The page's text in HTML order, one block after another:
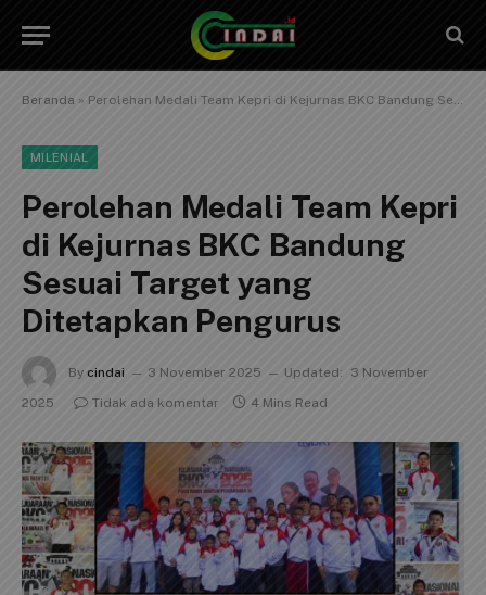
Beranda » Perolehan Medali Team Kepri di Kejurnas BKC Bandung Sesuai Target yang Ditetapkan Pengurus
MILENIAL
Perolehan Medali Team Kepri
di Kejurnas BKC Bandung
Sesuai Target yang
Ditetapkan Pengurus
By cindai 3 November 2025 Updated:
3 November
2025
Tidak ada komentar 4 Mins Read